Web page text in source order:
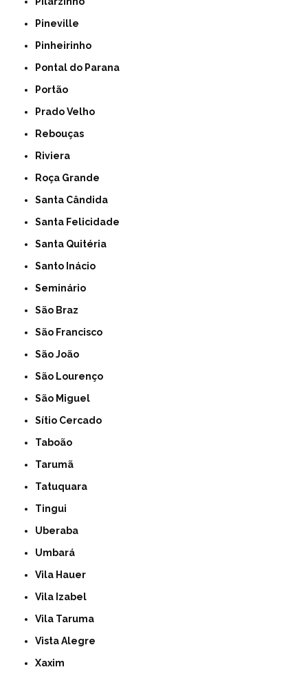
Pineville
Pinheirinho
Pontal do Parana
Portão
Prado Velho
Rebouças
Riviera
Roça Grande
Santa Cândida
Santa Felicidade
Santa Quitéria
Santo Inácio
Seminário
São Braz
São Francisco
São João
São Lourenço
São Miguel
Sítio Cercado
Taboão
Tarumã
Tatuquara
Tingui
Uberaba
Umbará
Vila Hauer
Vila Izabel
Vila Taruma
Vista Alegre
Xaxim